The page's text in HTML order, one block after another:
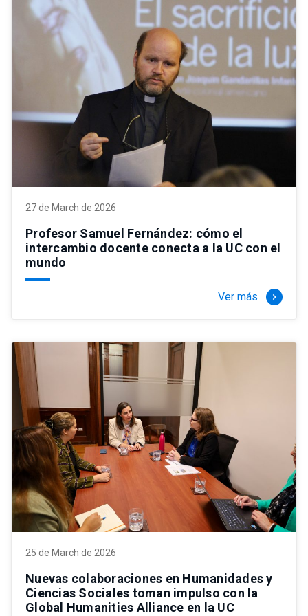
27 de March de 2026
Profesor Samuel Fernández: cómo el
intercambio docente conecta a la UC con el
mundo
Ver más keyboard_arrow_right
25 de March de 2026
Nuevas colaboraciones en Humanidades y
Ciencias Sociales toman impulso con la
Global Humanities Alliance en la UC